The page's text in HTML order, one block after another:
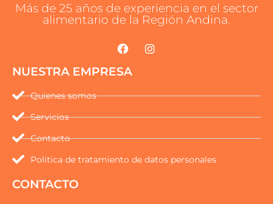
Más de 25 años de experiencia en el sector
alimentario de la Región Andina.
NUESTRA EMPRESA
Quienes somos
Servicios
Contacto
Politica de tratamiento de datos personales
CONTACTO